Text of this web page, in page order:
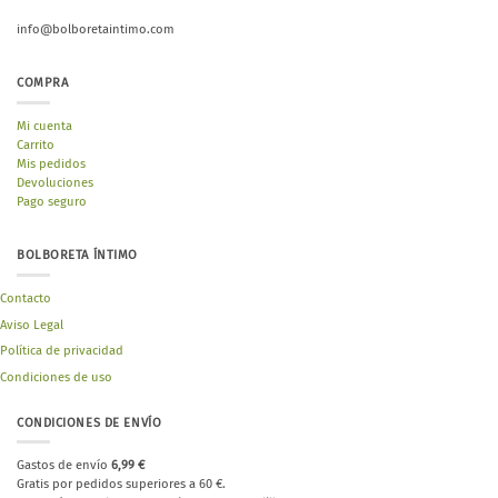
info@bolboretaintimo.com
COMPRA
Mi cuenta
Carrito
Mis pedidos
Devoluciones
Pago seguro
BOLBORETA ÍNTIMO
Contacto
Aviso Legal
Política de privacidad
Condiciones de uso
CONDICIONES DE ENVÍO
Gastos de envío 6,99 €
Gratis por pedidos superiores a 60 €.